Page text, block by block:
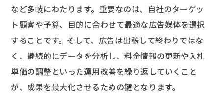
など多岐にわたります。重要なのは、自社のターゲッ
ト顧客や予算、目的に合わせて最適な広告媒体を選択
することです。そして、広告は出稿して終わりではな
く、継続的にデータを分析し、料金情報の更新や入札
単価の調整といった運用改善を繰り返していくこと
が、成果を最大化させるための鍵となります。